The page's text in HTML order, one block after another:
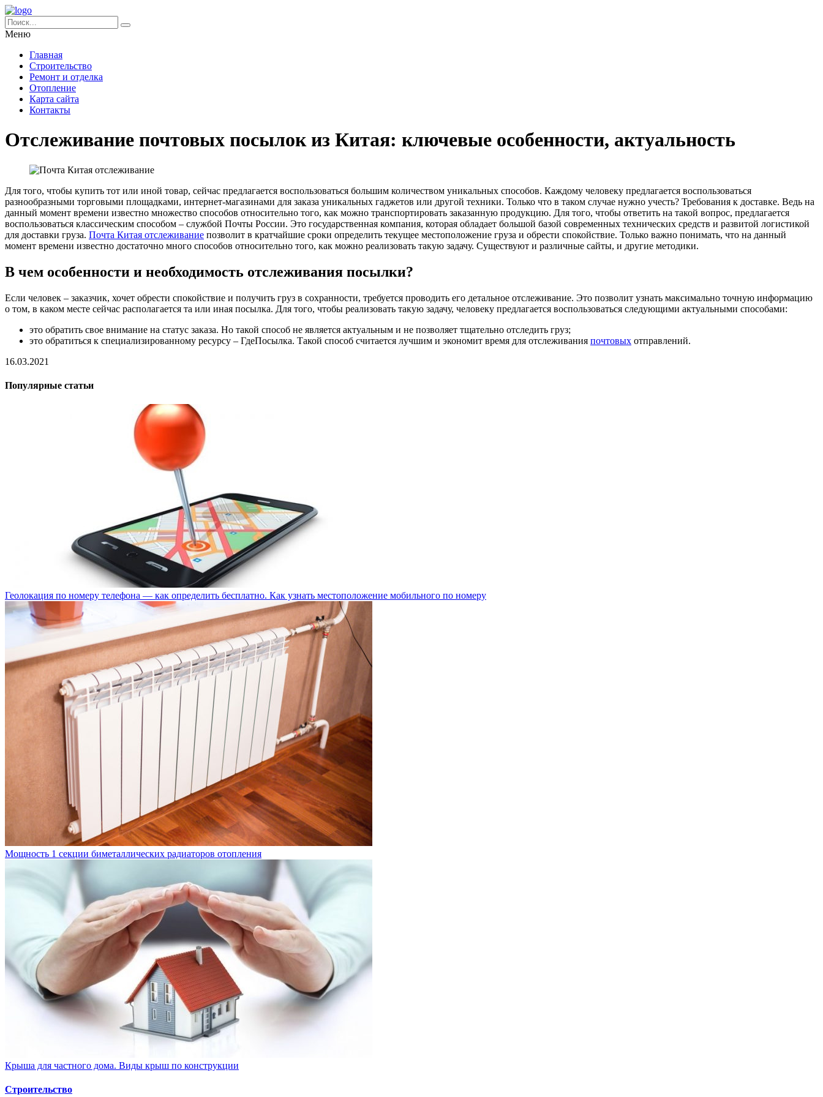
Меню
Главная
Строительство
Ремонт и отделка
Отопление
Карта сайта
Контакты
Отслеживание почтовых посылок из Китая: ключевые особенности, актуальность
Для того, чтобы купить тот или иной товар, сейчас предлагается воспользоваться большим количеством уникальных способов. Каждому человеку предлагается воспользоваться
разнообразными торговыми площадками, интернет-магазинами для заказа уникальных гаджетов или другой техники. Только что в таком случае нужно учесть? Требования к доставке. Ведь на
данный момент времени известно множество способов относительно того, как можно транспортировать заказанную продукцию. Для того, чтобы ответить на такой вопрос, предлагается
воспользоваться классическим способом – службой Почты России. Это государственная компания, которая обладает большой базой современных технических средств и развитой логистикой
для доставки груза. Почта Китая отслеживание позволит в кратчайшие сроки определить текущее местоположение груза и обрести спокойствие. Только важно понимать, что на данный
момент времени известно достаточно много способов относительно того, как можно реализовать такую задачу. Существуют и различные сайты, и другие методики.
В чем особенности и необходимость отслеживания посылки?
Если человек – заказчик, хочет обрести спокойствие и получить груз в сохранности, требуется проводить его детальное отслеживание. Это позволит узнать максимально точную информацию
о том, в каком месте сейчас располагается та или иная посылка. Для того, чтобы реализовать такую задачу, человеку предлагается воспользоваться следующими актуальными способами:
это обратить свое внимание на статус заказа. Но такой способ не является актуальным и не позволяет тщательно отследить груз;
это обратиться к специализированному ресурсу – ГдеПосылка. Такой способ считается лучшим и экономит время для отслеживания почтовых отправлений.
16.03.2021
Популярные статьи
Геолокация по номеру телефона — как определить бесплатно. Как узнать местоположение мобильного по номеру
Мощность 1 секции биметаллических радиаторов отопления
Крыша для частного дома. Виды крыш по конструкции
Строительство